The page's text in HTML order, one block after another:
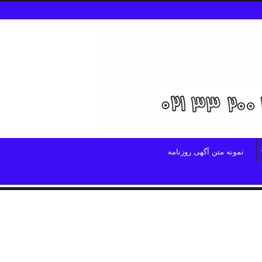
نمونه متن آگهی روزنامه